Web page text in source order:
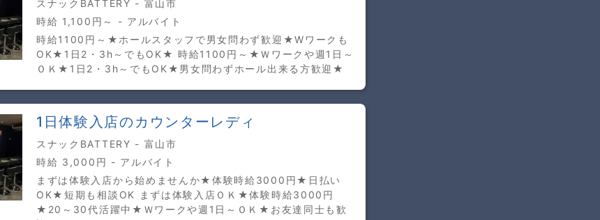
スナックBATTERY - 富山市
時給 1,100円～ - アルバイト
時給1100円～★ホールスタッフで男女問わず歓迎★Wワークも
OK★1日2・3h～でもOK★ 時給1100円～★Ｗワークや週1日～
ＯＫ★1日2・3h～でもOK★男女問わずホール出来る方歓迎★
1日体験入店のカウンターレディ
スナックBATTERY - 富山市
時給 3,000円 - アルバイト
まずは体験入店から始めませんか★体験時給3000円★日払い
OK★短期も相談OK まずは体験入店ＯＫ★体験時給3000円
★20～30代活躍中★Ｗワークや週1日～ＯＫ★お友達同士も歓